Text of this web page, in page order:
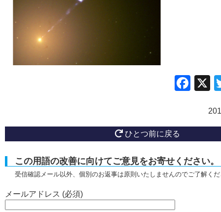
ひとつ前に戻る
この用語の改善に向けてご意見をお寄せください。
受信確認メール以外、個別のお返事は原則いたしませんのでご了解く
メールアドレス (必須)